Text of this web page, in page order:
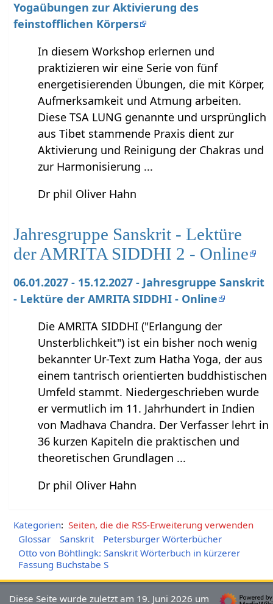
Yogaübungen zur Aktivierung des
feinstofflichen Körpers
In diesem Workshop erlernen und
praktizieren wir eine Serie von fünf
energetisierenden Übungen, die mit Körper,
Aufmerksamkeit und Atmung arbeiten.
Diese TSA LUNG genannte und ursprünglich
aus Tibet stammende Praxis dient zur
Aktivierung und Reinigung der Chakras und
zur Harmonisierung ...
Dr phil Oliver Hahn
Jahresgruppe Sanskrit - Lektüre
der AMRITA SIDDHI 2 - Online
06.01.2027 - 15.12.2027 - Jahresgruppe Sanskrit
- Lektüre der AMRITA SIDDHI - Online
Die AMRITA SIDDHI ("Erlangung der
Unsterblichkeit") ist ein bisher noch wenig
bekannter Ur-Text zum Hatha Yoga, der aus
einem tantrisch orientierten buddhistischen
Umfeld stammt. Niedergeschrieben wurde
er vermutlich im 11. Jahrhundert in Indien
von Madhava Chandra. Der Verfasser lehrt in
36 kurzen Kapiteln die praktischen und
theoretischen Grundlagen ...
Dr phil Oliver Hahn
Kategorien: Seiten, die die RSS-Erweiterung verwenden
Glossar
Sanskrit
Petersburger Wörterbücher
Otto von Böhtlingk: Sanskrit Wörterbuch in kürzerer
Fassung Buchstabe S
Diese Seite wurde zuletzt am 19. Juni 2026 um